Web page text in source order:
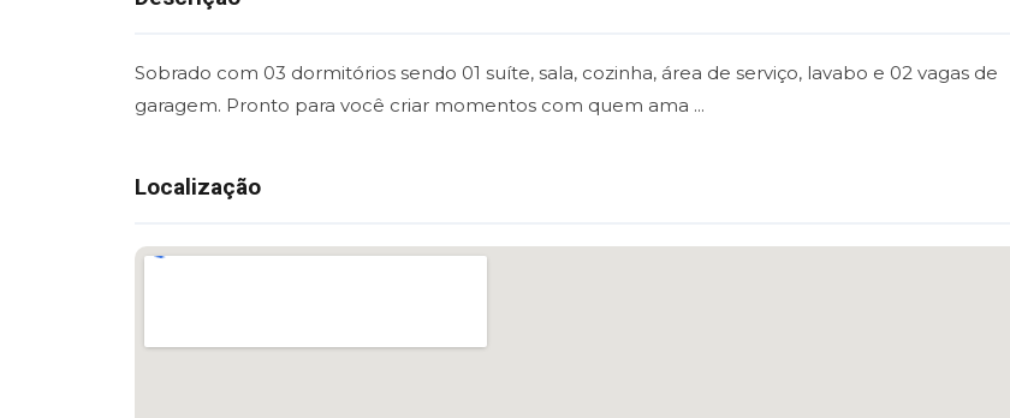
Sobrado com 03 dormitórios sendo 01 suíte, sala, cozinha, área de serviço, lavabo e 02 vagas de
garagem. Pronto para você criar momentos com quem ama ...
Localização